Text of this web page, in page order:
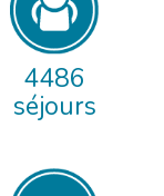
4486
séjours